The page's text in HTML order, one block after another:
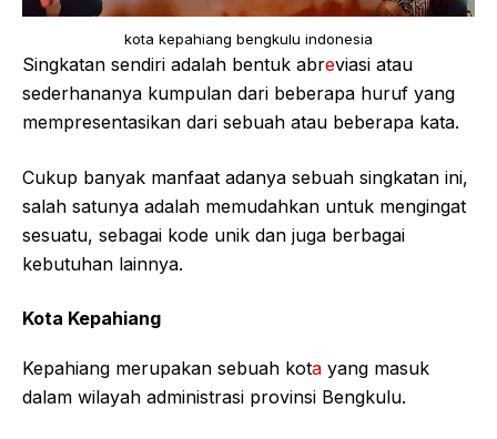
kota kepahiang bengkulu indonesia
Singkatan sendiri adalah bentuk abreviasi atau
sederhananya kumpulan dari beberapa huruf yang
mempresentasikan dari sebuah atau beberapa kata.
Cukup banyak manfaat adanya sebuah singkatan ini,
salah satunya adalah memudahkan untuk mengingat
sesuatu, sebagai kode unik dan juga berbagai
kebutuhan lainnya.
Kota Kepahiang
Kepahiang merupakan sebuah kota yang masuk
dalam wilayah administrasi provinsi Bengkulu.